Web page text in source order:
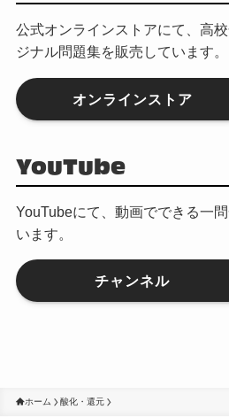
公式オンラインストアにて、高
ジナル問題集を販売しています。
オンラインストア
YouTube
YouTubeにて、動画でできる一
います。
チャンネル
ホーム 酸化・還元